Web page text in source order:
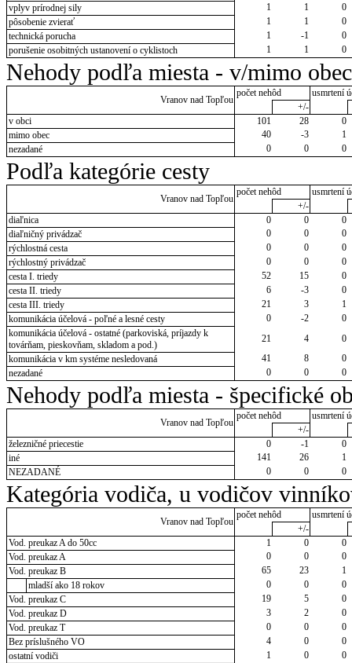
vplyv prírodnej sily
1 1
0
pôsobenie zvierať
1 1
0
technická porucha
1 -1
0
porušenie osobitných ustanovení o cyklistoch
1 1 0
Nehody podľa miesta - v/mimo obec
Vranov nad Topľou
počet nehôd
usmrtení
+/-
v obci
101 28
0
mimo obec
40 -3
1
nezadané
0 0 0
Podľa kategórie cesty
Vranov nad Topľou
počet nehôd
usmrtení
+/-
diaľnica
0 0
0
diaľničný privádzač
0 0
0
rýchlostná cesta
0 0
0
rýchlostný privádzač
0 0
0
cesta I. triedy
52 15
0
cesta II. triedy
6 -3
0
cesta III. triedy
21 3
1
komunikácia účelová - poľné a lesné cesty
0 -2
0
komunikácia účelová - ostatné (parkoviská, príjazdy k
továrňam, pieskovňam, skladom a pod.)
21 4
0
komunikácia v km systéme nesledovaná
41 8
0
nezadané
0 0 0
Nehody podľa miesta - špecifické
Vranov nad Topľou
počet nehôd
usmrtení
+/-
železničné priecestie
0 -1
0
iné
141 26
1
NEZADANÉ
0 0 0
Kategória vodiča, u vodičov
Vranov nad Topľou
počet nehôd
usmrtení
+/-
Vod. preukaz A do 50cc
1 0
0
Vod. preukaz A
0 0
0
Vod. preukaz B
65 23
1
mladší ako 18 rokov
0 0
0
Vod. preukaz C
19 5
0
Vod. preukaz D
3 2
0
Vod. preukaz T
0 0
0
Bez príslušného VO
4 0
0
ostatní vodiči
1 0
0